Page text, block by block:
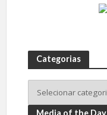
Categorias
Media of the Day